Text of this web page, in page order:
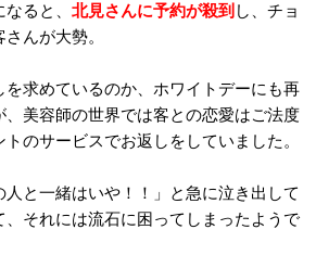
ると、 北見さんに予約が殺到し、チョ
んが大勢。
求めているのか、ホワイトデーにも再
美容師の世界では客との恋愛はご法度
のサービスでお返しをしていました。
人と一緒はいや！！」と急に泣き出して
、それには流石に困ってしまったようで